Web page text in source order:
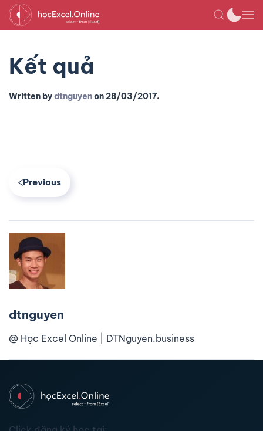
Kết quả
Written bydtnguyenon28/03/2017.
Previous
dtnguyen
@ Học Excel Online | DTNguyen.business